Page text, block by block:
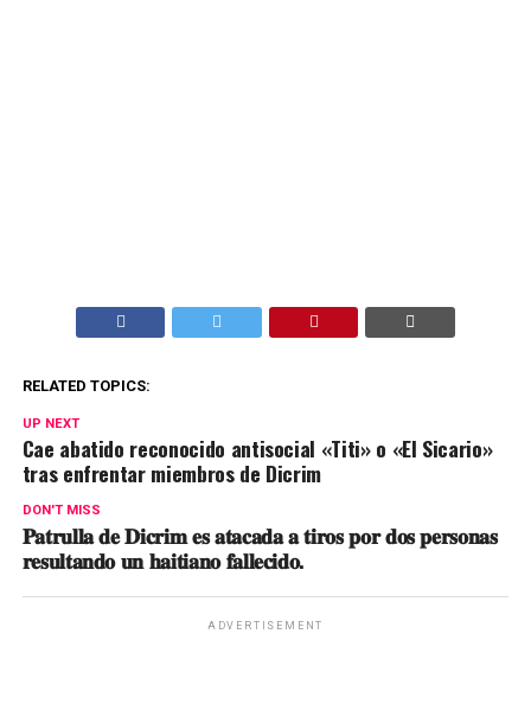
RELATED TOPICS:
UP NEXT
Cae abatido reconocido antisocial «Titi» o «El Sicario»
tras enfrentar miembros de Dicrim
DON'T MISS
𝐏𝐚𝐭𝐫𝐮𝐥𝐥𝐚 𝐝𝐞 𝐃𝐢𝐜𝐫𝐢𝐦 𝐞𝐬 𝐚𝐭𝐚𝐜𝐚𝐝𝐚 𝐚 𝐭𝐢𝐫𝐨𝐬 𝐩𝐨𝐫 𝐝𝐨𝐬 𝐩𝐞𝐫𝐬𝐨𝐧𝐚𝐬
𝐫𝐞𝐬𝐮𝐥𝐭𝐚𝐧𝐝𝐨 𝐮𝐧 𝐡𝐚𝐢𝐭𝐢𝐚𝐧𝐨 𝐟𝐚𝐥𝐥𝐞𝐜𝐢𝐝𝐨.
ADVERTISEMENT